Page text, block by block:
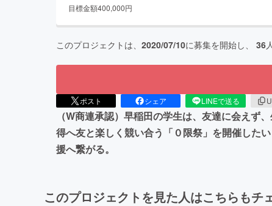
目標金額400,000円
このプロジェクトは、 2020/07/10に募集を開始し、 36
ポスト シェア LINEで送る
（W商連承認）早稲田の学生は、友達に会え
得へ友と楽しく競い合う「０限祭」を開催した
援へ繋がる。
このプロジェクトを見た人はこちらもチ